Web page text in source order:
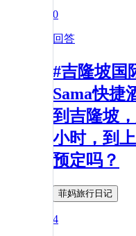
0
回答
#吉隆坡国
Sama快捷
到吉隆坡
小时，到
预定吗？
菲妈旅行日记
4